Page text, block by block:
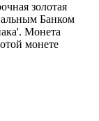
золотая
Банком
Монета
монете